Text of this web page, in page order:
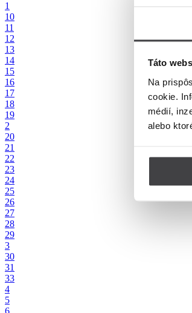
Táto
Na
cookie.
médií,
alebo
1
10
11
12
13
14
15
16
17
18
19
2
20
21
22
23
24
25
26
27
28
29
3
30
31
33
4
5